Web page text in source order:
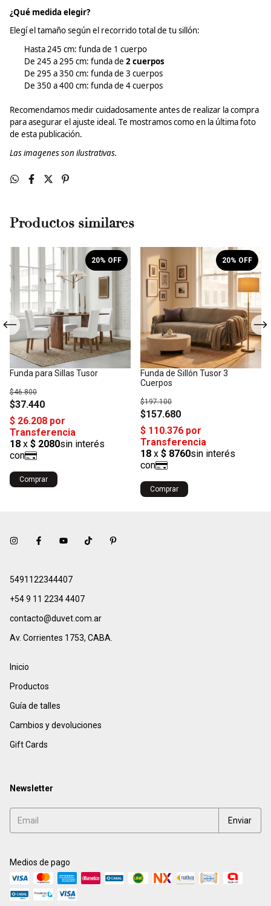
¿Qué medida elegir?
Elegí el tamaño según el recorrido total de tu sillón:
Hasta 245 cm: funda de 1 cuerpo
De 245 a 295 cm: funda de 2 cuerpos
De 295 a 350 cm: funda de 3 cuerpos
De 350 a 400 cm: funda de 4 cuerpos
Recomendamos medir cuidadosamente antes de realizar la compra
para asegurar el ajuste ideal. Te mostramos como en la última foto
de esta publicación.
Las imagenes son ilustrativas.
Productos similares
Funda para Sillas Tusor
$37.440
$46.800
20% OFF
Comprar
Funda de Sillón Tusor 3
Cuerpos
$157.680
$197.100
20% OFF
Comprar
5491122344407
+54 9 11 2234 4407
contacto@duvet.com.ar
Av. Corrientes 1753, CABA.
Inicio
Productos
Guía de talles
Cambios y devoluciones
Gift Cards
Newsletter
Medios de pago